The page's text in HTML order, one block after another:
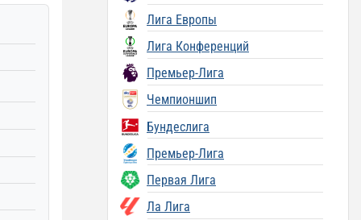
Лига Европы
Лига Конференций
Премьер-Лига
Чемпионшип
Бундеслига
Премьер-Лига
Первая Лига
Ла Лига